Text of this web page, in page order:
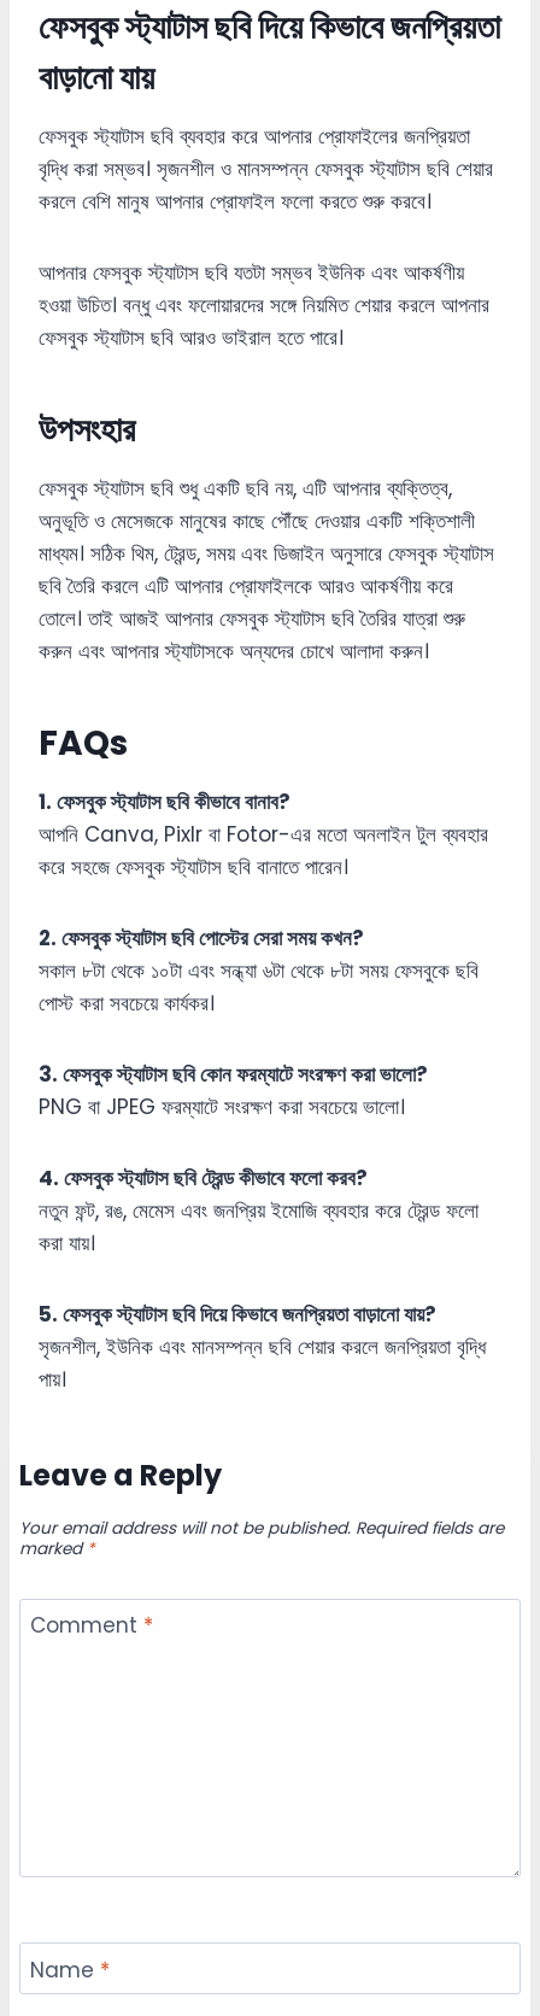
ফেসবুক স্ট্যাটাস ছবি দিয়ে কিভাবে জনপ্রিয়তা
বাড়ানো যায়
ফেসবুক স্ট্যাটাস ছবি ব্যবহার করে আপনার প্রোফাইলের জনপ্রিয়তা
বৃদ্ধি করা সম্ভব। সৃজনশীল ও মানসম্পন্ন ফেসবুক স্ট্যাটাস ছবি শেয়ার
করলে বেশি মানুষ আপনার প্রোফাইল ফলো করতে শুরু করবে।
আপনার ফেসবুক স্ট্যাটাস ছবি যতটা সম্ভব ইউনিক এবং আকর্ষণীয়
হওয়া উচিত। বন্ধু এবং ফলোয়ারদের সঙ্গে নিয়মিত শেয়ার করলে আপনার
ফেসবুক স্ট্যাটাস ছবি আরও ভাইরাল হতে পারে।
উপসংহার
ফেসবুক স্ট্যাটাস ছবি শুধু একটি ছবি নয়, এটি আপনার ব্যক্তিত্ব,
অনুভূতি ও মেসেজকে মানুষের কাছে পৌঁছে দেওয়ার একটি শক্তিশালী
মাধ্যম। সঠিক থিম, ট্রেন্ড, সময় এবং ডিজাইন অনুসারে ফেসবুক স্ট্যাটাস
ছবি তৈরি করলে এটি আপনার প্রোফাইলকে আরও আকর্ষণীয় করে
তোলে। তাই আজই আপনার ফেসবুক স্ট্যাটাস ছবি তৈরির যাত্রা শুরু
করুন এবং আপনার স্ট্যাটাসকে অন্যদের চোখে আলাদা করুন।
FAQs
1. ফেসবুক স্ট্যাটাস ছবি কীভাবে বানাব?
আপনি Canva, Pixlr বা Fotor-এর মতো অনলাইন টুল ব্যবহার
করে সহজে ফেসবুক স্ট্যাটাস ছবি বানাতে পারেন।
2. ফেসবুক স্ট্যাটাস ছবি পোস্টের সেরা সময় কখন?
সকাল ৮টা থেকে ১০টা এবং সন্ধ্যা ৬টা থেকে ৮টা সময় ফেসবুকে ছবি
পোস্ট করা সবচেয়ে কার্যকর।
3. ফেসবুক স্ট্যাটাস ছবি কোন ফরম্যাটে সংরক্ষণ করা ভালো?
PNG বা JPEG ফরম্যাটে সংরক্ষণ করা সবচেয়ে ভালো।
4. ফেসবুক স্ট্যাটাস ছবি ট্রেন্ড কীভাবে ফলো করব?
নতুন ফন্ট, রঙ, মেমেস এবং জনপ্রিয় ইমোজি ব্যবহার করে ট্রেন্ড ফলো
করা যায়।
5. ফেসবুক স্ট্যাটাস ছবি দিয়ে কিভাবে জনপ্রিয়তা বাড়ানো যায়?
সৃজনশীল, ইউনিক এবং মানসম্পন্ন ছবি শেয়ার করলে জনপ্রিয়তা বৃদ্ধি
পায়।
Leave a Reply
Your email address will not be published. Required fields are
marked *
Comment *
Name *